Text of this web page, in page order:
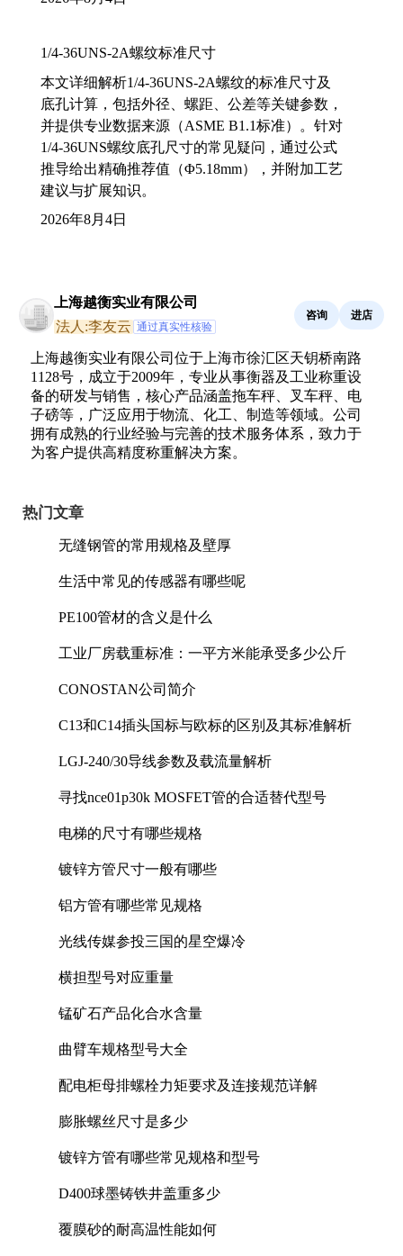
1/4-36UNS-2A螺纹标准尺寸
本文详细解析1/4-36UNS-2A螺纹的标准尺寸及
底孔计算，包括外径、螺距、公差等关键参数，
并提供专业数据来源（ASME B1.1标准）。针对
1/4-36UNS螺纹底孔尺寸的常见疑问，通过公式
推导给出精确推荐值（Φ5.18mm），并附加工艺
建议与扩展知识。
2026年8月4日
上海越衡实业有限公司
法人:李友云 通过真实性核验
咨询 进店
上海越衡实业有限公司位于上海市徐汇区天钥桥南路
1128号，成立于2009年，专业从事衡器及工业称重设
备的研发与销售，核心产品涵盖拖车秤、叉车秤、电
子磅等，广泛应用于物流、化工、制造等领域。公司
拥有成熟的行业经验与完善的技术服务体系，致力于
为客户提供高精度称重解决方案。
热门文章
无缝钢管的常用规格及壁厚
生活中常见的传感器有哪些呢
PE100管材的含义是什么
工业厂房载重标准：一平方米能承受多少公斤
CONOSTAN公司简介
C13和C14插头国标与欧标的区别及其标准解析
LGJ-240/30导线参数及载流量解析
寻找nce01p30k MOSFET管的合适替代型号
电梯的尺寸有哪些规格
镀锌方管尺寸一般有哪些
铝方管有哪些常见规格
光线传媒参投三国的星空爆冷
横担型号对应重量
锰矿石产品化合水含量
曲臂车规格型号大全
配电柜母排螺栓力矩要求及连接规范详解
膨胀螺丝尺寸是多少
镀锌方管有哪些常见规格和型号
D400球墨铸铁井盖重多少
覆膜砂的耐高温性能如何